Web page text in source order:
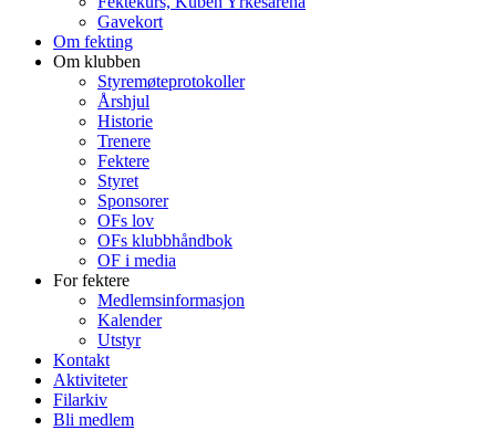
Gavekort
Om fekting
Om klubben
Styremøteprotokoller
Årshjul
Historie
Trenere
Fektere
Styret
Sponsorer
OFs lov
OFs klubbhåndbok
OF i media
For fektere
Medlemsinformasjon
Kalender
Utstyr
Kontakt
Aktiviteter
Filarkiv
Bli medlem